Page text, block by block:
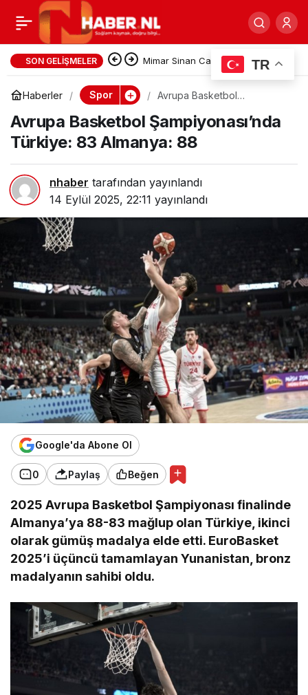
SON GELIŞMELER Cansever’i kaybettik…
Haberler Spor
Avrupa Basketbol
Almanya: 88
Avrupa Basketbol Şampiyonası’nda
Türkiye: 83 Almanya: 88
nhaber tarafından yayınlandı
14 Eylül 2025, 22:11 yayınlandı
Google'da Abone Ol
0 Paylaş Beğen
2025 Avrupa Basketbol Şampiyonası finalinde
Almanya’ya 88-83 mağlup olan Türkiye, ikinci
olarak gümüş madalya elde etti. EuroBasket
2025’i üçüncü tamamlayan Yunanistan, bronz
madalyanın sahibi oldu.
Kadıköy’de kaleciler tek
gole izin verdi:
Fenerbahçe: 1 –
Trabzonspor: 0
0 Paylaş
TR